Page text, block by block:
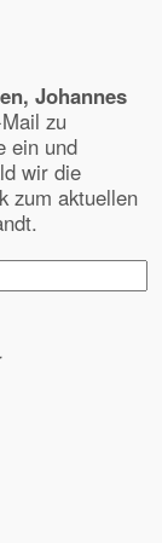
Johannes
zu
ein und
wir die
zum aktuellen